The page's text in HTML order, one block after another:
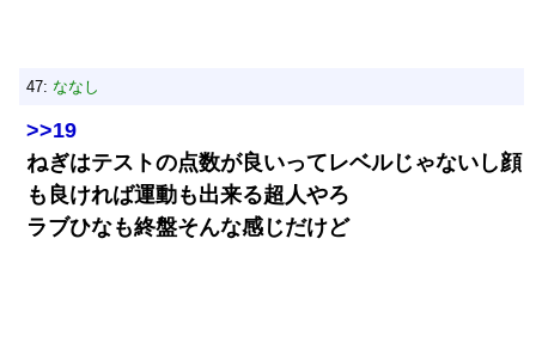
47: ななし
>>19
ねぎはテストの点数が良いってレベルじゃないし顔
も良ければ運動も出来る超人やろ
ラブひなも終盤そんな感じだけど